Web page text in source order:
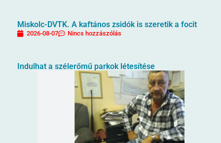
Miskolc-DVTK. A kaftános zsidók is szeretik a focit
2026-08-07 Nincs hozzászólás
Indulhat a szélerőmű parkok létesítése